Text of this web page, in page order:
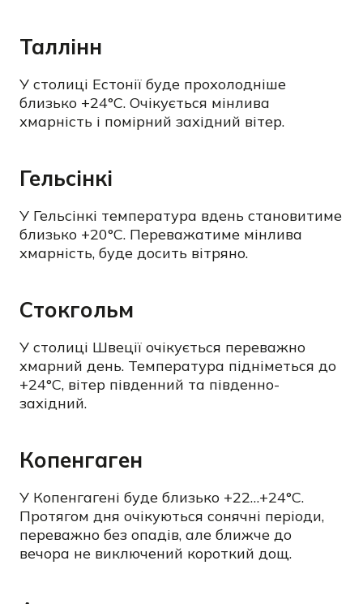
Таллінн
У столиці Естонії буде прохолодніше
близько +24°C. Очікується мінлива
хмарність і помірний західний вітер.
Гельсінкі
У Гельсінкі температура вдень становитиме
близько +20°C. Переважатиме мінлива
хмарність, буде досить вітряно.
Стокгольм
У столиці Швеції очікується переважно
хмарний день. Температура підніметься до
+24°C, вітер південний та південно-
західний.
Копенгаген
У Копенгагені буде близько +22…+24°C.
Протягом дня очікуються сонячні періоди,
переважно без опадів, але ближче до
вечора не виключений короткий дощ.